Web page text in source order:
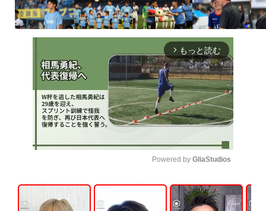
arrow_forward_ios もっと読む
n
m
Powered by GliaStudios